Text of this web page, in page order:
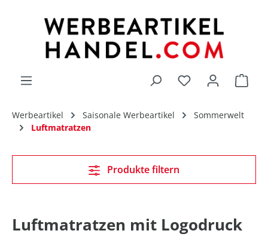
Du hast 0
Werbeartikel Saisonale Werbeartikel
Sommerwelt
Luftmatratzen
Luftmatratzen mit Logodruck
Produkte filtern